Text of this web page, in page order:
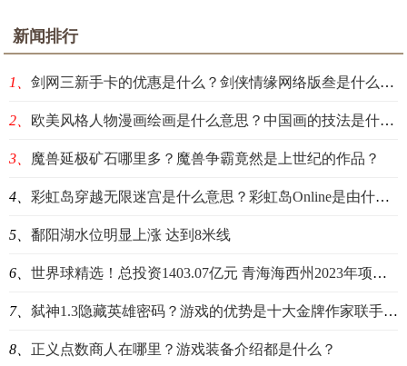
新闻排行
1、 剑网三新手卡的优惠是什么？剑侠情缘网络版叁是什么意思?
2、 欧美风格人物漫画绘画是什么意思？中国画的技法是什么？
3、 魔兽延极矿石哪里多？魔兽争霸竟然是上世纪的作品？
4、 彩虹岛穿越无限迷宫是什么意思？彩虹岛Online是由什么公司开发完成的?
5、 鄱阳湖水位明显上涨 达到8米线
6、 世界球精选！总投资1403.07亿元 青海海西州2023年项目集中开复工
7、 弑神1.3隐藏英雄密码？游戏的优势是十大金牌作家联手打造吗？
8、 正义点数商人在哪里？游戏装备介绍都是什么？